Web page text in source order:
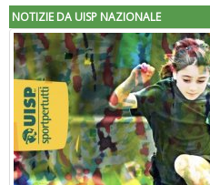
NOTIZIE DA UISP NAZIONALE